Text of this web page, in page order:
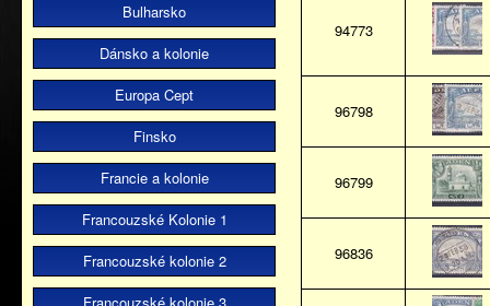
Bulharsko
Dánsko a kolonie
Europa Cept
Finsko
Francie a kolonie
Francouzské Kolonie 1
Francouzské kolonie 2
94773
96798
96799
96836